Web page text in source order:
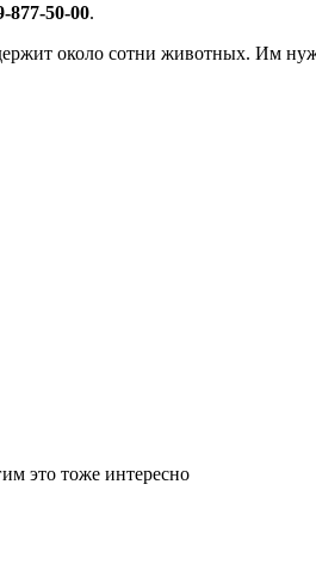
877-50-00.
около сотни животных. Им
это тоже интересно